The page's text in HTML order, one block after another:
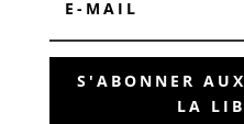
S'ABONNER
LA